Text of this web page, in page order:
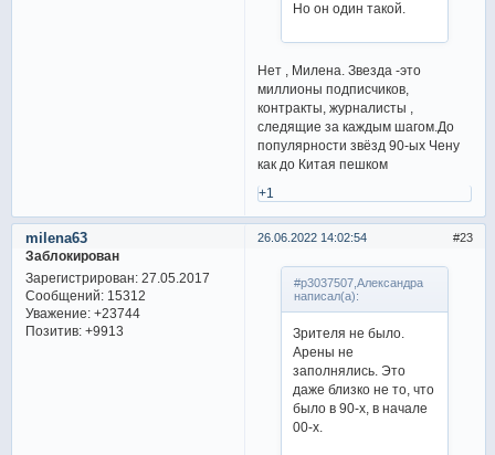
Но он один такой.
Нет , Милена. Звезда -это
миллионы подписчиков,
контракты, журналисты ,
следящие за каждым шагом.До
популярности звёзд 90-ых Чену
как до Китая пешком
+1
23
26.06.2022 14:02:54
milena63
Заблокирован
Зарегистрирован: 27.05.2017
Сообщений:15312
Уважение: +23744
Позитив: +9913
#p3037507,Александра
написал(а):
Зрителя не было.
Арены не
заполнялись. Это
даже близко не то, что
было в 90-х, в начале
00-х.